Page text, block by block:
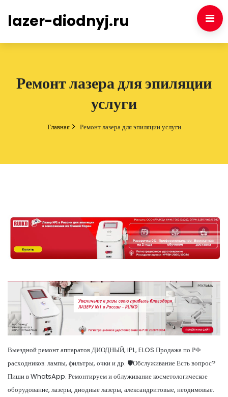
lazer-diodnyj.ru
Ремонт лазера для эпиляции
услуги
Главная Ремонт лазера для эпиляции услуги
Выездной ремонт аппаратов ДИОДНЫЙ, IPL, ELOS Продажа по РФ
расходников: лампы, фильтры, очки и др. 🛡️Обслуживание Есть вопрос?
Пиши в WhatsApp. Ремонтируем и облуживание косметологическое
оборудование, лазеры, диодные лазеры, александритовые, неодимовые.